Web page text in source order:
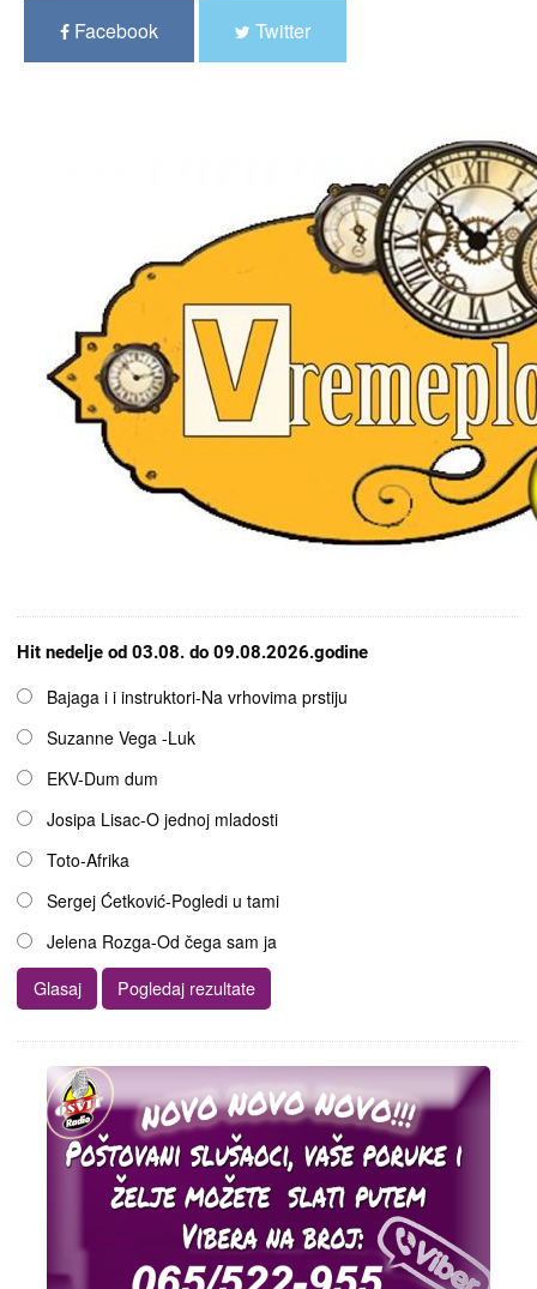
Facebook Twitter
Hit nedelje od 03.08. do 09.08.2026.godine
OpcijeBajaga i i instruktori-Na vrhovima prstiju
Suzanne Vega -Luk
EKV-Dum dum
Josipa Lisac-O jednoj mladosti
Toto-Afrika
Sergej Ćetković-Pogledi u tami
Jelena Rozga-Od čega sam ja